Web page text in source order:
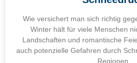
Wie versichert man sich richtig
Winter hält für viele Menschen
Landschaften und romantische
auch potenzielle Gefahren durch
Regionen,